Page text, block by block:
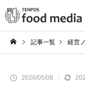
記事一覧 経営
2026/05/08